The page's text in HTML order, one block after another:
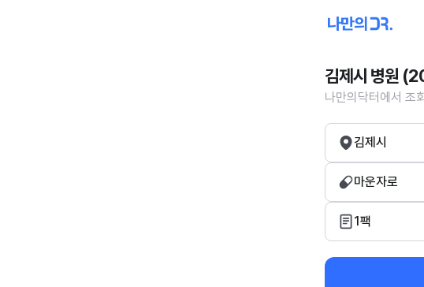
김제시 병원
나만의닥터에서 조
김제시
마운자로
1팩